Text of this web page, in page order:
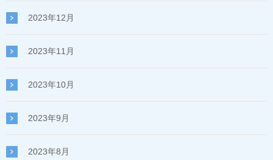
2023年12月
2023年11月
2023年10月
2023年9月
2023年8月